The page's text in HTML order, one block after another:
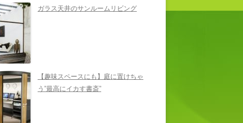
ガラス天井のサンルームリビング
【趣味スペースにも】庭に置けちゃ
う”最高にイカす書斎”